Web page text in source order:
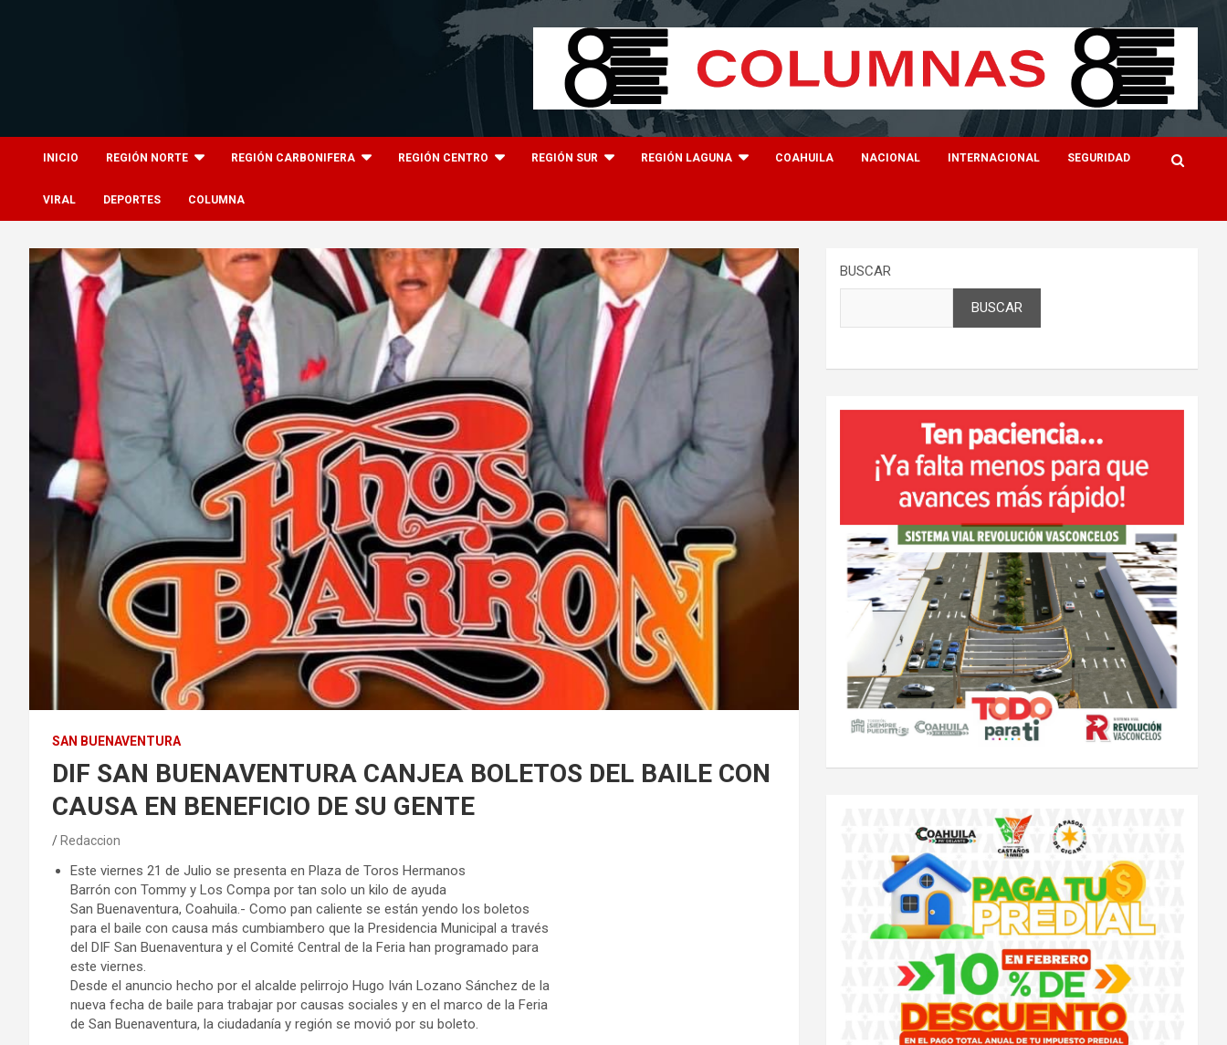
INICIO REGIÓN NORTE REGIÓN CARBONIFERA REGIÓN CENTRO REGIÓN SUR REGIÓN LAGUNA COAHUILA NACIONAL INTERNACIONAL SEGURIDAD
VIRAL DEPORTES COLUMNA
SAN BUENAVENTURA
DIF SAN BUENAVENTURA CANJEA BOLETOS DEL BAILE CON
CAUSA EN BENEFICIO DE SU GENTE
Redaccion
Este viernes 21 de Julio se presenta en Plaza de Toros Hermanos
Barrón con Tommy y Los Compa por tan solo un kilo de ayuda
San Buenaventura, Coahuila.- Como pan caliente se están yendo los boletos
para el baile con causa más cumbiambero que la Presidencia Municipal a través
del DIF San Buenaventura y el Comité Central de la Feria han programado para
este viernes.
Desde el anuncio hecho por el alcalde pelirrojo Hugo Iván Lozano Sánchez de la
nueva fecha de baile para trabajar por causas sociales y en el marco de la Feria
de San Buenaventura, la ciudadanía y región se movió por su boleto.
BUSCAR
BUSCAR